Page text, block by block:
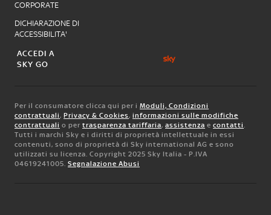
CORPORATE
DICHIARAZIONE DI
ACCESSIBILITA'
ACCEDI A
SKY GO
Per il consumatore clicca qui per i Moduli, Condizioni
contrattuali, Privacy & Cookies, informazioni sulle modifiche
contrattuali o per trasparenza tariffaria, assistenza e contatti.
Tutti i marchi Sky e i diritti di proprietà intellettuale in essi
contenuti, sono di proprietà di Sky international AG e sono
utilizzati su licenza. Copyright 2025 Sky Italia - P.IVA
04619241005. Segnalazione Abusi